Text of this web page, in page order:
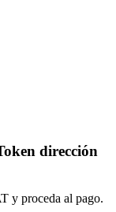
dirección
y proceda al pago.